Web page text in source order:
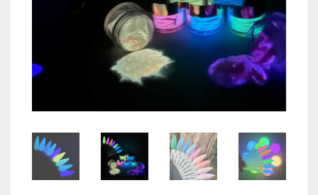
PUDRY BROKATOWE
PUDRY Z DROBINKAMI
PUDRY BUDUJĄCE
PUDRY ŚWIECĄCE